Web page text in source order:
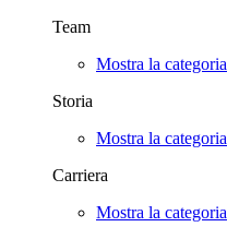
Team
Mostra la categoria
Storia
Mostra la categoria
Carriera
Mostra la categoria